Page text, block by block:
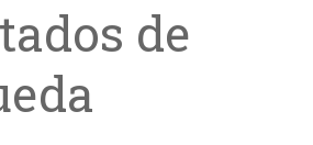
de